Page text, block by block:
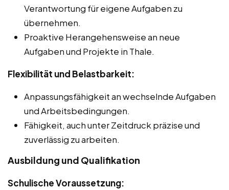
Verantwortung für eigene Aufgaben zu
übernehmen.
Proaktive Herangehensweise an neue
Aufgaben und Projekte in Thale.
Flexibilität und Belastbarkeit:
Anpassungsfähigkeit an wechselnde Aufgaben
und Arbeitsbedingungen.
Fähigkeit, auch unter Zeitdruck präzise und
zuverlässig zu arbeiten.
Ausbildung und Qualifikation
Schulische Voraussetzung: